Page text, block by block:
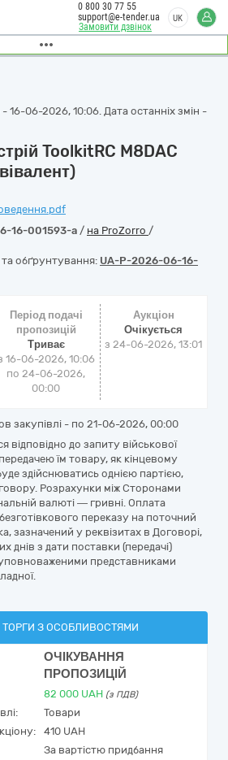
Замовити дзвінок
0 800 30 77 55
support@e-tender.ua
UK
16-06-2026, 10:06. Дата останніх змін -
ToolkitRC M8DAC
16-001593-a / на ProZorro /
та обґрунтування: UA-P-2026-06-16-
Період подачі
пропозицій
Триває
16-06-2026, 10:06
по 24-06-2026,
00:00
Аукціон
Очікується
з24-06-2026, 13:01
закупівлі - по 21-06-2026, 00:00
відповідно до запиту військової
їм товару, як кінцевому
здійснюватись однією партією,
Розрахунки між Сторонами
валюті — гривні. Оплата
переказу на поточний
зазначений у реквізитах в Договорі,
днів з дати поставки (передачі)
представниками
ТОРГИ З ОСОБЛИВОСТЯМИ
ОЧІКУВАННЯ
ПРОПОЗИЦІЙ
82 000 UAH (з ПДВ)
Товари
410 UAH
За вартістю придбання